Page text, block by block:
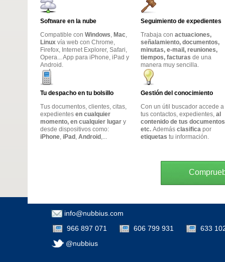
Software en la nube
Compatible con Windows, Mac,
Linux vía web con Chrome,
Firefox, Internet Explorer, Safari,
Opera... App para iPhone, iPad y
Android.
Seguimiento de expedientes
Trabaja con actuaciones,
señalamiento, documentos,
minutas, e-mail, reuniones,
tiempos, facturas de una
manera muy sencilla.
Tu despacho en tu bolsillo
Tus documentos, clientes, citas,
expedientes en cualquier
momento, en cualquier lugar y
desde dispositivos como:
iPhone, iPad , Android ,...
Gestión del conocimiento
Con un útil buscador accede a
tus contactos, expedientes, al
contenido de tus
etc. Además clasifica por
etiquetas tu información.
info@nubbius.com
966 897 071
606 799 931
633
@nubbius